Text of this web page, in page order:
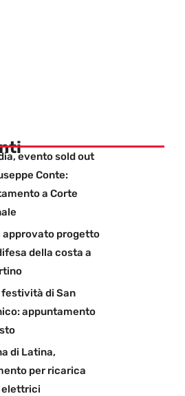
evento sold out
Conte:
a Corte
approvato progetto
della costa a
festività di San
appuntamento
di Latina,
per ricarica